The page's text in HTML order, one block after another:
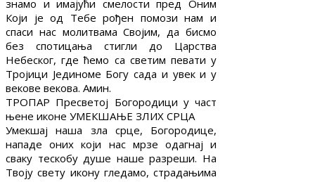
знамо и имајући смелости пред Оним
Који је од Тебе рођен помози нам и
спаси нас молитвама Својим, да бисмо
без спотицања стигли до Царства
Небеског, где ћемо са светим певати у
Тројици Јединоме Богу сада и увек и у
векове векова. Амин.
ТРОПАР Пресветој Богородици у част
њене иконе УМЕКШАЊЕ ЗЛИХ СРЦА
Умекшај наша зла срце, Богородице,
нападе оних који нас мрзе одагнај и
сваку тескобу душе наше разреши. На
Твоју свету икону гледамо, страдањима